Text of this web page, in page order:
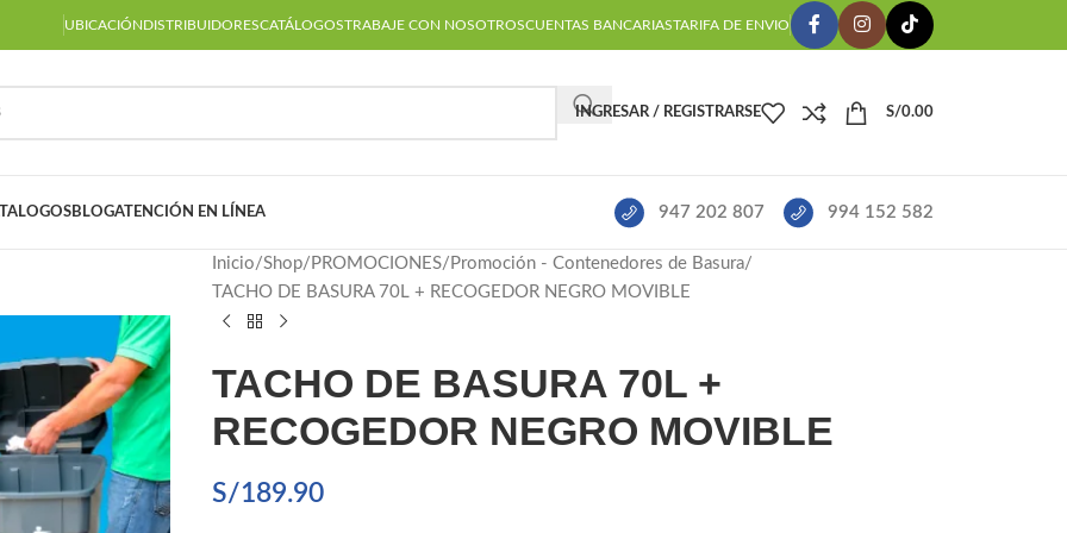
UBICACIÓNDISTRIBUIDORESCATÁLOGOSTRABAJE CON NOSOTROSCUENTAS BANCARIASTARIFA DE ENVIO
INGRESAR / REGISTRARSE S/0.00
BLOGATENCIÓN EN LÍNEA 947 202 807 994 152 582
Inicio Shop PROMOCIONES
Promoción - Contenedores de Basura
TACHO DE BASURA 70L + RECOGEDOR NEGRO MOVIBLE
TACHO DE BASURA 70L +
RECOGEDOR NEGRO MOVIBLE
S/189.90